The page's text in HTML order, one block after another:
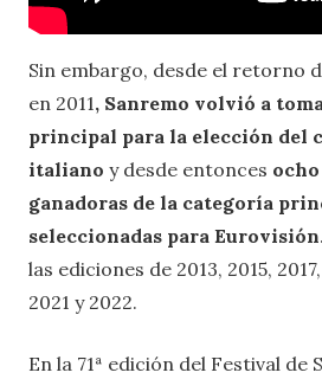
Sin embargo, desde el retorno
en 2011, Sanremo volvió a
principal para la elección del
italiano y desde entonces
ganadoras de la categoría
seleccionadas para Eurovisión
las ediciones de 2013, 2015,
2021 y 2022.
En la 71ª edición del Festival